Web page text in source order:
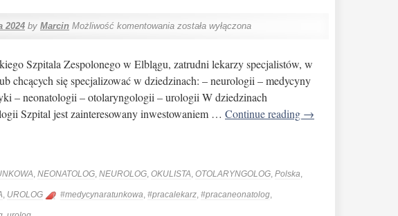
2024 by Marcin Możliwość komentowania została wyłączona
Szpitala Zespolonego w Elblągu, zatrudni lekarzy specjalistów, w
chcących się specjalizować w dziedzinach: – neurologii – medycyny
– neonatologii – otolaryngologii – urologii W dziedzinach
Szpital jest zainteresowany inwestowaniem … Continue reading →
, NEONATOLOG, NEUROLOG, OKULISTA, OTOLARYNGOLOG, Polska,
, UROLOG #medycynaratunkowa, #pracalekarz, #pracaneonatolog,